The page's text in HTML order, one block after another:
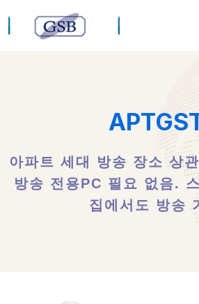
아파트 세대 방송 장소 상
방송 전용PC 필요 없음.
집에서도 방송